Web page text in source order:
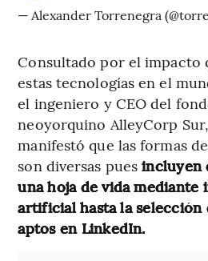
— Alexander Torrenegra
Consultado por el impacto
estas tecnologías en el
el ingeniero y CEO del
neoyorquino AlleyCorp
manifestó que las formas
son diversas puesincluyen
una hoja de vida mediante
artificial hasta la selección
aptos en LinkedIn.